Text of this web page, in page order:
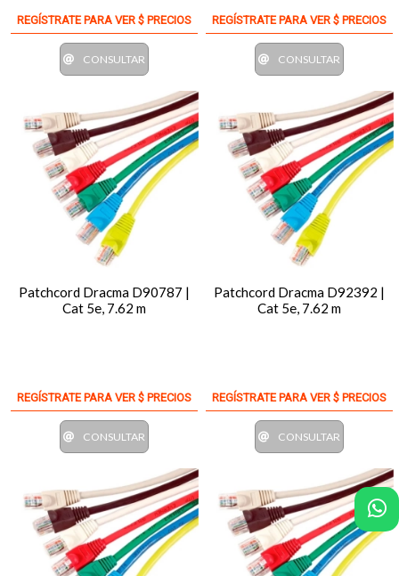
REGÍSTRATE PARA VER $ PRECIOS
CONSULTAR
REGÍSTRATE PARA VER $ PRECIOS
CONSULTAR
Patchcord Dracma D90787 |
Cat 5e, 7.62 m
REGÍSTRATE PARA VER $ PRECIOS
CONSULTAR
Patchcord Dracma D92392 |
Cat 5e, 7.62 m
REGÍSTRATE PARA VER $ PRECIOS
CONSULTAR